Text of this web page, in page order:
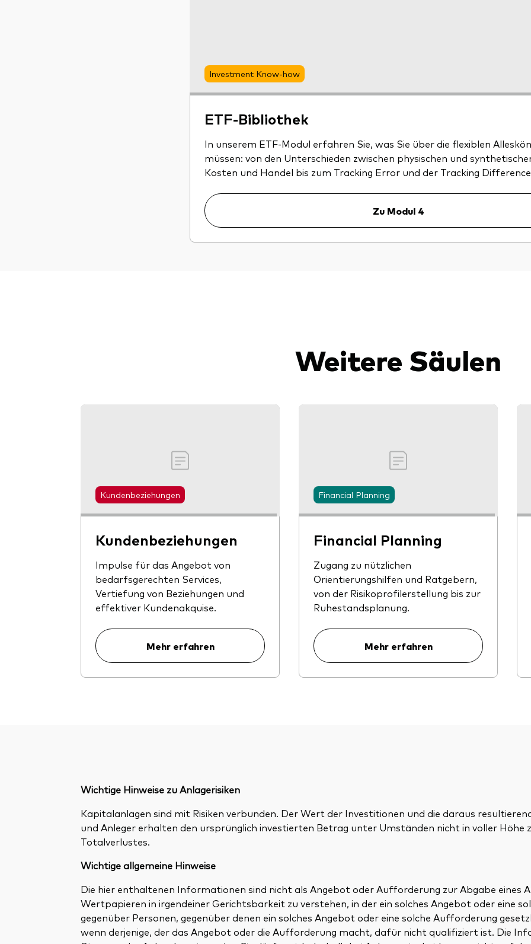
Investment Know-how
ETF-Bibliothek
In unserem ETF-Modul erfahren Sie, was Sie über die flexiblen
müssen: von den Unterschieden zwischen physischen und
Kosten und Handel bis zum Tracking Error und der Tracking
Zu Modul 4
Weitere Säulen
Kundenbeziehungen
Kundenbeziehungen
Impulse für das Angebot von
bedarfsgerechten Services,
Vertiefung von Beziehungen und
effektiver Kundenakquise.
Mehr erfahren
Financial Planning
Financial Planning
Zugang zu nützlichen
Orientierungshilfen und Ratgebern,
von der Risikoprofilerstellung bis zur
Ruhestandsplanung.
Mehr erfahren
Wichtige Hinweise zu Anlagerisiken
Kapitalanlagen sind mit Risiken verbunden. Der Wert der Investitionen und die daraus
und Anleger erhalten den ursprünglich investierten Betrag unter Umständen nicht in voller Höhe
Totalverlustes.
Wichtige allgemeine Hinweise
Die hier enthaltenen Informationen sind nicht als Angebot oder Aufforderung zur Abgabe eines
Wertpapieren in irgendeiner Gerichtsbarkeit zu verstehen, in der ein solches Angebot oder eine
gegenüber Personen, gegenüber denen ein solches Angebot oder eine solche Aufforderung
wenn derjenige, der das Angebot oder die Aufforderung macht, dafür nicht qualifiziert ist. Die